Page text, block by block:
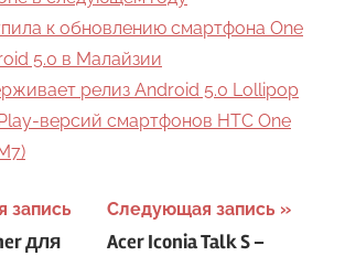
к обновлению смартфона One
5.0 в Малайзии
релиз Android 5.0 Lollipop
версий смартфонов HTC One
запись
для
Следующая запись
Acer Iconia Talk S –